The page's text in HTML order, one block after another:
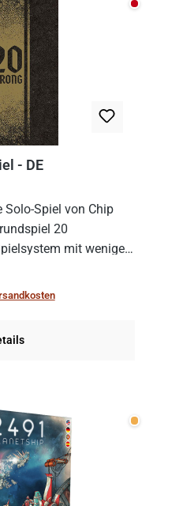
Nicht
- DE
Spiel von Chip
20
mit wenigen,
zu spielen, muss es
ergänzt werden.
Wenige